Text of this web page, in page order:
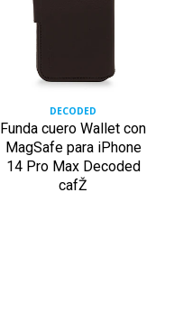
DECODED
Funda cuero Wallet con
MagSafe para iPhone
14 Pro Max Decoded
cafŽ